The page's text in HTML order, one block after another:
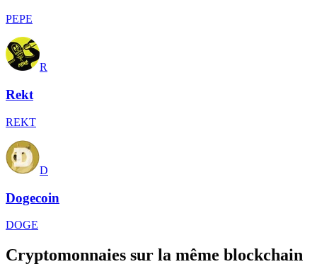
PEPE
R
Rekt
REKT
D
Dogecoin
DOGE
Cryptomonnaies sur la même blockchain